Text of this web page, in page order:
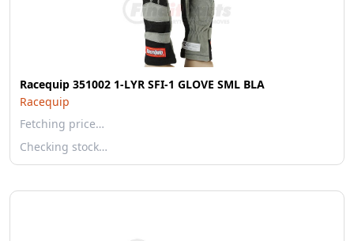
Racequip 351002 1-LYR SFI-1 GLOVE SML BLA
Racequip
Fetching price…
Checking stock…